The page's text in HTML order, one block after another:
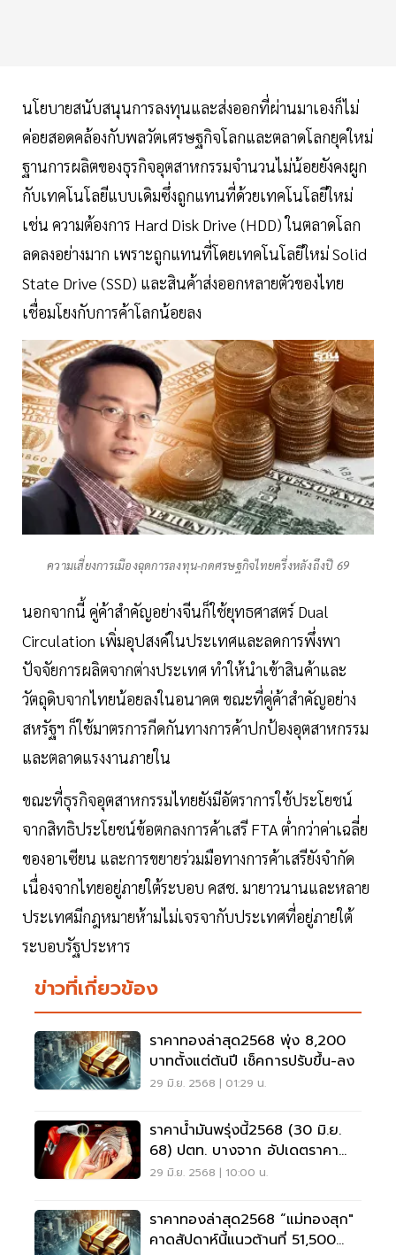
นโยบายสนับสนุนการลงทุนและส่งออกที่ผ่านมาเองก็ไม่
ค่อยสอดคล้องกับพลวัตเศรษฐกิจโลกและตลาดโลกยุคใหม่
ฐานการผลิตของธุรกิจอุตสาหกรรมจำนวนไม่น้อยยังคงผูก
กับเทคโนโลยีแบบเดิมซึ่งถูกแทนที่ด้วยเทคโนโลยีใหม่
เช่น ความต้องการ Hard Disk Drive (HDD) ในตลาดโลก
ลดลงอย่างมาก เพราะถูกแทนที่โดยเทคโนโลยีใหม่ Solid
State Drive (SSD) และสินค้าส่งออกหลายตัวของไทย
เชื่อมโยงกับการค้าโลกน้อยลง
ความเสี่ยงการเมืองฉุดการลงทุน-กดศรษฐกิจไทยครึ่งหลังถึงปี 69
นอกจากนี้ คู่ค้าสำคัญอย่างจีนก็ใช้ยุทธศาสตร์ Dual
Circulation เพิ่มอุปสงค์ในประเทศและลดการพึ่งพา
ปัจจัยการผลิตจากต่างประเทศ ทำให้นำเข้าสินค้าและ
วัตถุดิบจากไทยน้อยลงในอนาคต ขณะที่คู่ค้าสำคัญอย่าง
สหรัฐฯ ก็ใช้มาตรการกีดกันทางการค้าปกป้องอุตสาหกรรม
และตลาดแรงงานภายใน
ขณะที่ธุรกิจอุตสาหกรรมไทยยังมีอัตราการใช้ประโยชน์
จากสิทธิประโยชน์ข้อตกลงการค้าเสรี FTA ต่ำกว่าค่าเฉลี่ย
ของอาเซียน และการขยายร่วมมือทางการค้าเสรียังจำกัด
เนื่องจากไทยอยู่ภายใต้ระบอบ คสช. มายาวนานและหลาย
ประเทศมีกฎหมายห้ามไม่เจรจากับประเทศที่อยู่ภายใต้
ระบอบรัฐประหาร
ข่าวที่เกี่ยวข้อง
ราคาทองล่าสุด2568 พุ่ง 8,200
บาทตั้งแต่ต้นปี เช็คการปรับขึ้น-ลง
29 มิ.ย. 2568 | 01:29 น.
ราคาน้ำมันพรุ่งนี้2568 (30 มิ.ย.
68) ปตท. บางจาก อัปเดตราคา
ล่าสุด
29 มิ.ย. 2568 | 10:00 น.
ราคาทองล่าสุด2568 “แม่ทองสุก"
คาดสัปดาห์นี้แนวต้านที่ 51,500